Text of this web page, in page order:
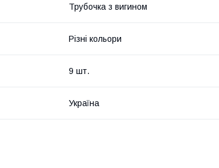
Трубочка з вигином
Різні кольори
9 шт.
Україна